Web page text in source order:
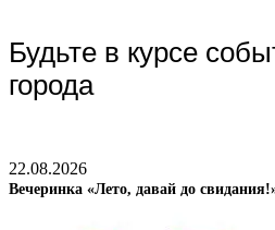
Будьте в курсе
города
22.08.2026
Вечеринка «Лето, давай до